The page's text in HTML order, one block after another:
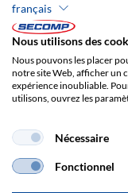
Protection des données
français
Nous utilisons des
Nous pouvons les placer
notre site Web, afficher un
expérience inoubliable.
utilisons, ouvrez les
Nécessaire
Fonctionnel